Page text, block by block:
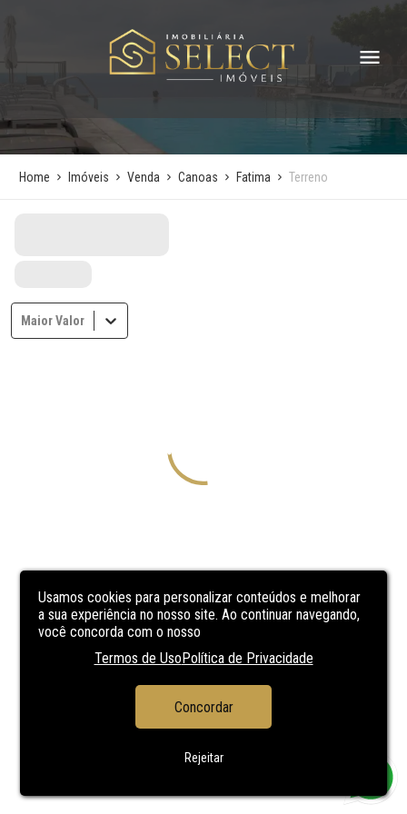
Usamos cookies para personalizar conteúdos e melhorar
a sua experiência no nosso site. Ao continuar navegando,
você concorda com o nosso
Termos de UsoPolítica de Privacidade
Concordar
Rejeitar
Home Imóveis Venda Canoas Fatima Terreno
Maior Valor